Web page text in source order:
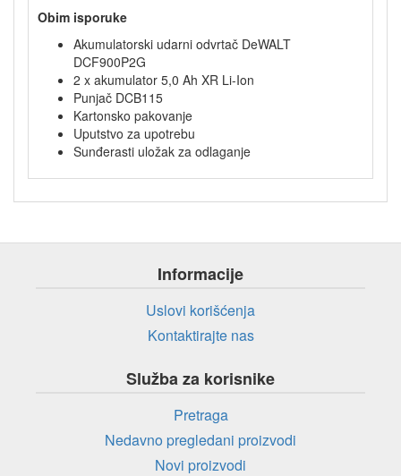
Obim isporuke
Akumulatorski udarni odvrtač DeWALT
DCF900P2G
2 x akumulator 5,0 Ah XR Li-Ion
Punjač DCB115
Kartonsko pakovanje
Uputstvo za upotrebu
Sunđerasti uložak za odlaganje
Informacije
Uslovi korišćenja
Kontaktirajte nas
Služba za korisnike
Pretraga
Nedavno pregledani proizvodi
Novi proizvodi